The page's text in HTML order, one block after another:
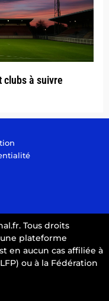
clubs à suivre
Tous droits
plateforme
en aucun cas affiliée à
ou à la Fédération